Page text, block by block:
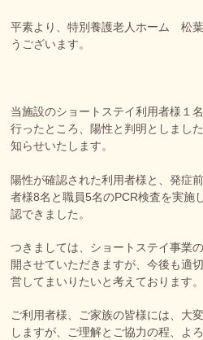
平素より、特別養護老人ホーム 松
うございます。
当施設のショートステイ利用者様１
行ったところ、陽性と判明としまし
知らせいたします。
陽性が確認された利用者様と、発症
者様8名と職員5名のPCR検査を実施
認できました。
つきましては、ショートステイ事業
開させていただきますが、今後も適
営してまいりたいと考えております。
ご利用者様、ご家族の皆様には、大
しますが、ご理解とご協力の程、よ